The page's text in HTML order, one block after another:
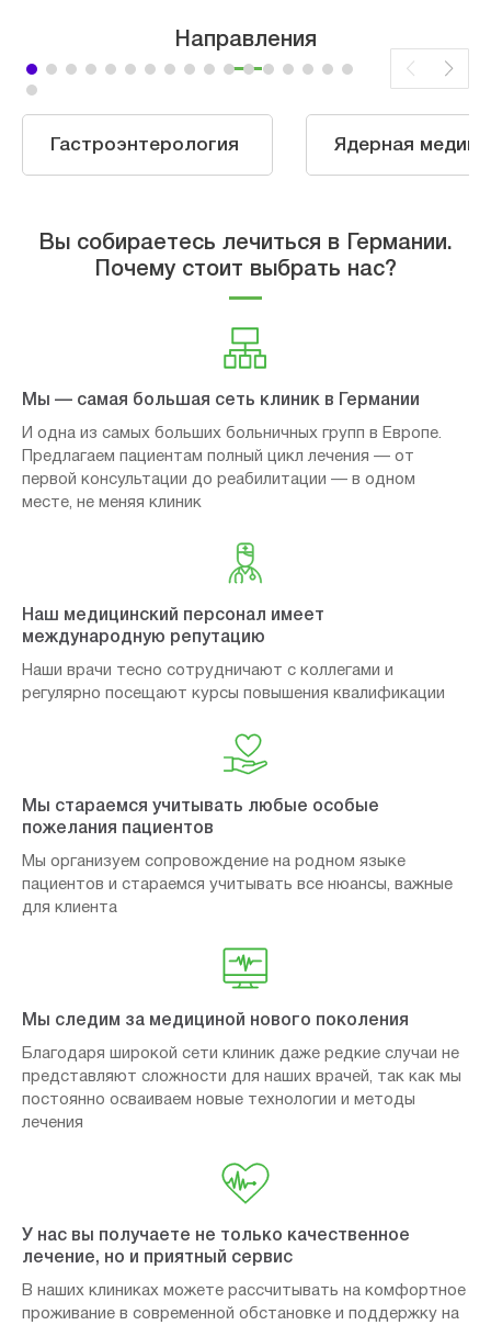
Направления
Гастроэнтерология Ядерная
Вы собираетесь лечиться в Германии.
Почему стоит выбрать нас?
Мы — самая большая сеть клиник в Германии
И одна из самых больших больничных групп в Европе.
Предлагаем пациентам полный цикл лечения — от
первой консультации до реабилитации — в одном
месте, не меняя клиник
Наш медицинский персонал имеет
международную репутацию
Наши врачи тесно сотрудничают с коллегами и
регулярно посещают курсы повышения квалификации
Мы стараемся учитывать любые особые
пожелания пациентов
Мы организуем сопровождение на родном языке
пациентов и стараемся учитывать все нюансы, важные
для клиента
Мы следим за медициной нового поколения
Благодаря широкой сети клиник даже редкие случаи не
представляют сложности для наших врачей, так как мы
постоянно осваиваем новые технологии и методы
лечения
У нас вы получаете не только качественное
лечение, но и приятный сервис
В наших клиниках можете рассчитывать на комфортное
проживание в современной обстановке и поддержку на